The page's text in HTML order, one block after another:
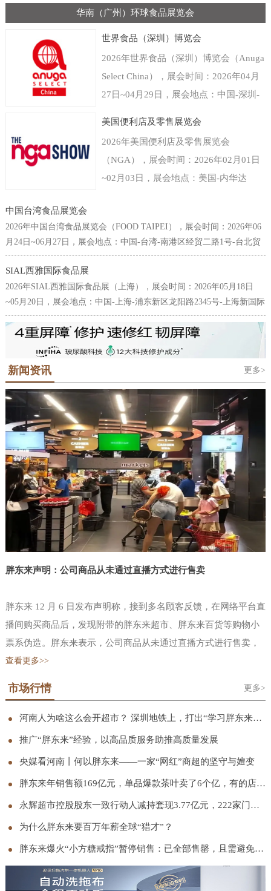
华南（广州）环球食品展览会
世界食品（深圳）博览会
2026年世界食品（深圳）博览会（Anuga
Select China），展会时间：2026年04月
27日~04月29日，展会地点：中国-深圳-
举办周期：一年一届，展会面积：40000
平米，参展观众：35000人，参展商数量
及参展品牌达到800家。世界食品（深
湾区乃至中国华南以及东南亚国家和地区
的食品和饮料行业的国际型贸易展览会。
专注为食品饮料生产商贸易商提供来自进
膳等渠道专业人群，面向流通与餐饮市场
的展会组织者拥有全球食品行业展览领先
地位的科隆世界食品博览会Anuga，科隆
国际糖果及休闲食品展ISM和泰国国际食
品展Anuga Asia-Thaifex等覆盖食品贸易
和食品制造技术全产业链的贸易展览会。
世界食品（深圳）博览会将在Anuga的全
球战略指导下升级品牌——Anuga Select
China将正式落地中国大湾区。Anuga科
隆世界食品博览会创立于1919年，已经
美国便利店及零售展览会
2026年美国便利店及零售展览会
（NGA），展会时间：2026年02月01日
~02月03日，展会地点：美国-内华达
办方：Clarion Events, Inc，举办周期：一
到700家。美国拉斯维加斯便利店及零售
展览会NGA是唯一一个专门围绕商铺店
面为主题的展览，由国家零售商协会
（National Grocers Association）举办，
对于那些需要了解最新的行业趋势和最佳
为期三天的美国拉斯维加斯零售展览会
NGA中，独立零售商便利店和批发商，
零售业高管，CPG制造商和服务聚集在一
起，提供了无与伦比的学习，参与，共
享，网络和创新的机会。全国杂货商协会
是唯一专门致力于独立杂货商需求的行业
协会。考虑到当今瞬息万变的市场和食品
零售业中不断发展的创新进步，NGA
Show是必须参加的盛会。这是店铺商唯
中国台湾食品展览会
2026年中国台湾食品展览会（FOOD TAIPEI），展会时间：2026年06
月24日~06月27日，展会地点：中国-台湾-南港区经贸二路1号-台北贸
易中心南港会展馆，主办方：台湾对外贸易发展协会(TAITRA)，举办
周期：一年一届，展会面积：25000平米，参展观众：65000人，参展
商数量及参展品牌达到1642家。台北国际食品展为中国台湾规模最
大、也是最为国际化的食品专业采购展览会，每年6月皆吸引了许多來
自国內外的专业买主前来台采购参观，堪称亚洲不可错过的食品盛
会，亦为全球华人食品业界不容缺席的年度场合。本展2012年起，首
次扩增世贸一馆展区，联合原有之南港展馆展区，展览规模与来访人
潮屡创新高。该展会的主办单位中国台湾对外贸易发展协会(简称外贸
协会或贸协)由中国台湾省经济部于结合民间工商团体设立之公益性财
团法人，以协助业者拓展对外贸易。目前，本会拥有600多位训练有素
的贸易专才，除台北总部外，设有新竹、台中、台南及高雄等4个办事
处和遍布全球近50个驻外据点，另相继设立中国台湾贸易中心、台北
世界贸易中心等姐妹机构，形成完整的贸易服务网，是业者
SIAL西雅国际食品展
2026年SIAL西雅国际食品展（上海），展会时间：2026年05月18日
~05月20日，展会地点：中国-上海-浦东新区龙阳路2345号-上海新国际
博览中心，主办方：高美艾博展览集团、北京爱博西雅展览有限公
司、中国商业联合会，举办周期：一年一届，展会面积：200000平
米，参展观众：180000人，参展商数量及参展品牌达到5000家。SIAL
是法语“Salon International De L'Alimentation”的缩写，中文意思是国际
食品展览会，“西雅”是SIAL的中文音译名称。SIAL 品牌于1964年在法
国巴黎创立，是全球前五大展会主办集团——法国高美艾博展览集团
自有品牌。SIAL全球系列食品展。2000年将SIAL西雅展引进中国举
办。在近60年的国际品牌沉淀和24年的中国市场深耕中，SIAL中国系
列国际食品展孕育了SIAL西雅展（上海）和SIAL西雅展（深圳）两大
食饮展览。SIAL西雅展（上海）已经成为“SIAL世界三大食品展之
一”。SIAL西雅展（深圳）也将以“SIAL世界展会对话世界地标”为定
位，吸引全球目光定位粤港
新闻资讯 更多>
胖东来声明：公司商品从未通过直播方式进行售卖
胖东来 12 月 6 日发布声明称，接到多名顾客反馈，在网络平台直
播间购买商品后，发现附带的胖东来超市、胖东来百货等购物小
票系伪造。胖东来表示，公司商品从未通过直播方式进行售卖，
也并未授权任何单位或个人开设网店、代购商品、直播卖货等行
重告知正在实施上述行为的单位或个人立即停止相关行为，公司
会采取包括但不限于向行政部门举报、向平台投诉、启动诉讼等
必要措施，依法追究其法律责任。胖东来还曾在 11 月发文称，网
中使用于东来的视频切片进行带货宣传以此谋取不当利益的行
为，胖东来从未授权过任何平台、任何账号进行网络直播带货。
胖东来已累计发现侵权直播间 120 个、侵权视频超过 1.5 万条，
其中约 11900 条视频已完成下架处理，相关侵权账号也已全部取
进处理。胖东来创始人于东来早在 2024 年底就在社交平台连发三
查看更多>>
市场行情 更多>
河南人为啥这么会开超市？ 深圳地铁上，打出“学习胖东来”宣传语
推广“胖东来”经验，以高品质服务助推高质量发展
央媒看河南丨何以胖东来——一家“网红”商超的坚守与嬗变
胖东来年销售额169亿元，单品爆款茶叶卖了6个亿，有的店只营业5小时
永辉超市控股股东一致行动人减持套现3.77亿元，222家门店完成胖东来模式调改
为什么胖东来要百万年薪全球“猎才”？
胖东来爆火“小方糖戒指”暂停销售：已全部售罄，且需避免集中抢购；此前被称“1克拉钻戒平替”